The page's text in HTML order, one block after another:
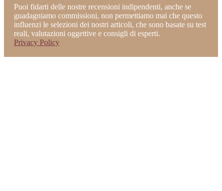
Puoi fidarti delle nostre recensioni indipendenti, anche se
guadagniamo commissioni, non permettiamo mai che questo
influenzi le selezioni dei nostri articoli, che sono basate su test
reali, valutazioni oggettive e consigli di esperti.
Privacy Policy